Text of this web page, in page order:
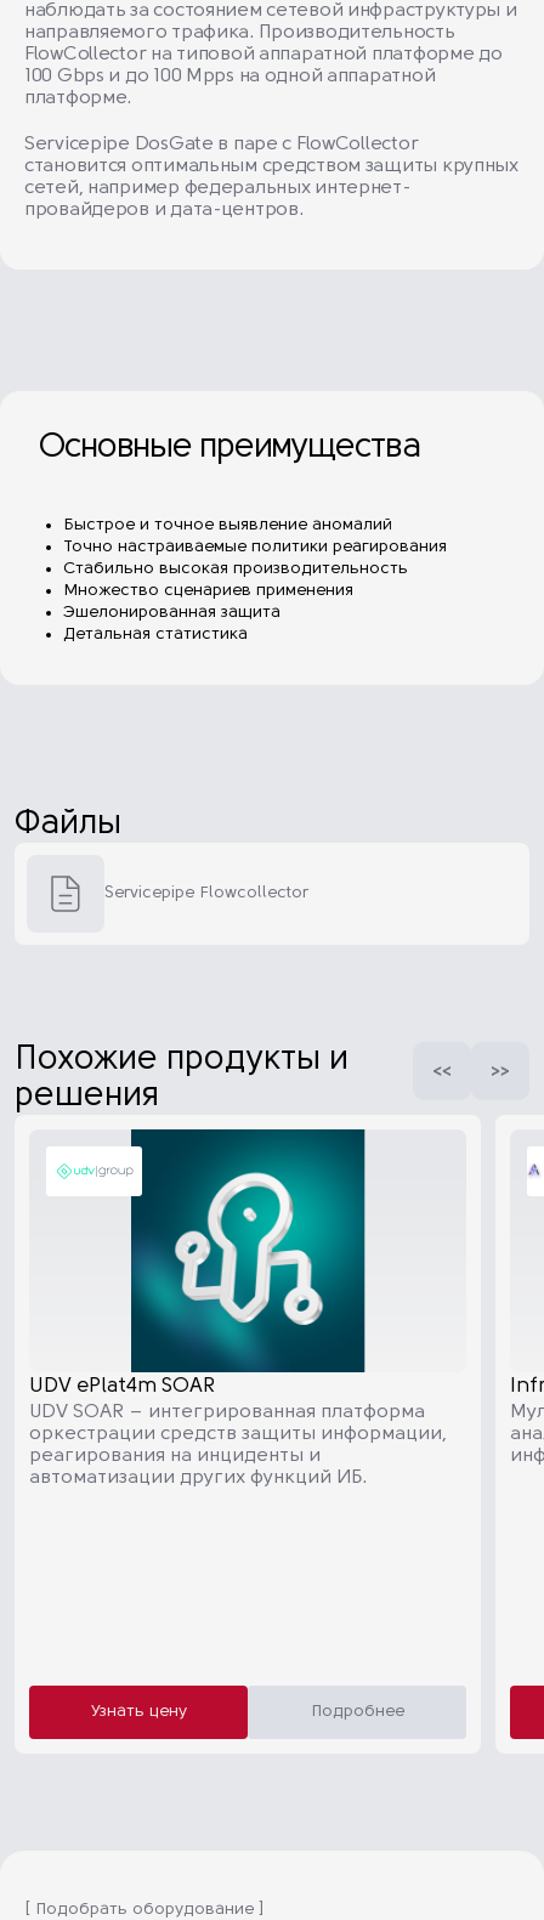
наблюдать за состоянием сетевой инфраструктуры и
направляемого трафика. Производительность
FlowCollector на типовой аппаратной платформе до
100 Gbps и до 100 Mpps на одной аппаратной
платформе.
Servicepipe DosGate в паре с FlowCollector
становится оптимальным средством защиты крупных
сетей, например федеральных интернет-
провайдеров и дата-центров.
Основные преимущества
Быстрое и точное выявление аномалий
Точно настраиваемые политики реагирования
Стабильно высокая производительность
Множество сценариев применения
Эшелонированная защита
Детальная статистика
Файлы
Servicepipe Flowcollector
Похожие продукты и
решения
UDV ePlat4m SOAR
UDV SOAR – интегрированная платформа
оркестрации средств защиты информации,
реагирования на инциденты и
автоматизации других функций ИБ.
Узнать цену Подробнее
[ Подобрать оборудование ]